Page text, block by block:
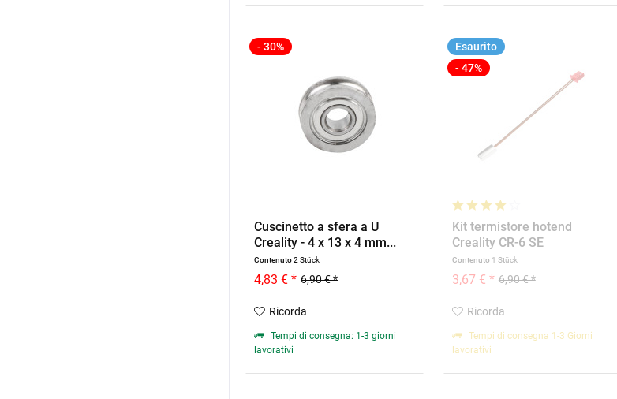
- 30%
Cuscinetto a sfera a U
Creality - 4 x 13 x 4 mm...
Contenuto2 Stück
6,90 € *
4,83 € *
Ricorda
Tempi di consegna: 1-3 giorni
lavorativi
Esaurito
- 47%
Kit termistore hotend
Creality CR-6 SE
Contenuto 1 Stück
6,90 € *
3,67 € *
Ricorda
Tempi di consegna 1-3 Giorni
lavorativi